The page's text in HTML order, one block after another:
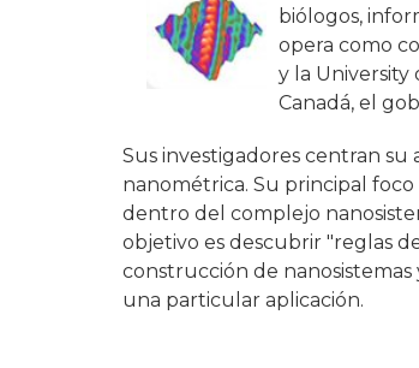
biólogos,
opera como
y la
Canadá, el
Sus investigadores centran su
nanométrica. Su principal
dentro del complejo
objetivo es descubrir "reglas
construcción de
una particular aplicación.